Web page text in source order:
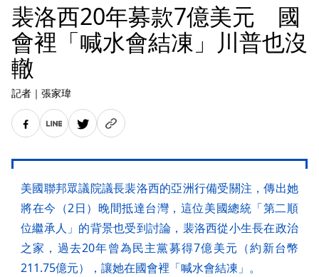
裴洛西20年募款7億美元 國
會裡「喊水會結凍」川普也沒
轍
記者 ｜ 張家瑋
美國聯邦眾議院議長裴洛西的亞洲行備受關注，傳出她
將在今（2日）晚間抵達台灣，這位美國總統「第二順
位繼承人」的背景也受到討論，裴洛西從小生長在政治
之家，過去20年曾為民主黨募得7億美元（約新台幣
211.75億元），讓她在國會裡「喊水會結凍」。